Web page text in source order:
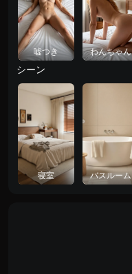
嘘つき わんちゃん
シーン
寝室 バスルーム